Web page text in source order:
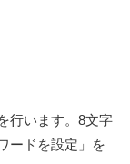
行います。8文字
ードを設定」を